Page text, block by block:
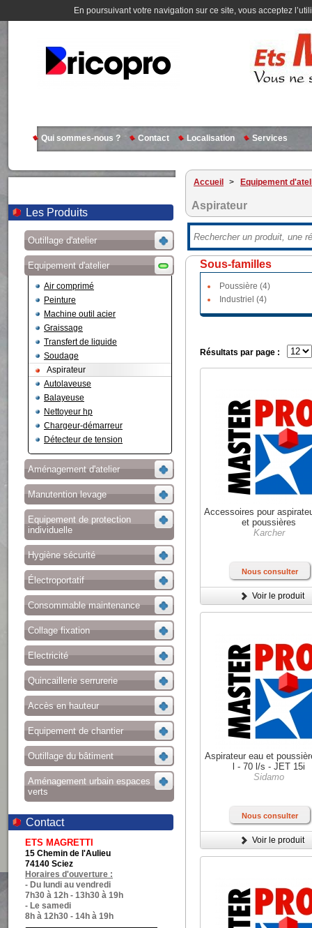
En poursuivant votre navigation sur ce site, vous acceptez
Qui sommes-nous ? Contact Localisation Services
Les Produits
Outillage d'atelier
Equipement d'atelier
Air comprimé
Peinture
Machine outil acier
Graissage
Transfert de liquide
Soudage
Aspirateur
Autolaveuse
Balayeuse
Nettoyeur hp
Chargeur-démarreur
Détecteur de tension
Aménagement d'atelier
Manutention levage
Equipement de protection
individuelle
Hygiène sécurité
Électroportatif
Consommable maintenance
Collage fixation
Electricité
Quincaillerie serrurerie
Accès en hauteur
Equipement de chantier
Outillage du bâtiment
Aménagement urbain espaces
verts
Contact
ETS MAGRETTI
15 Chemin de l'Aulieu
74140 Sciez
Horaires d'ouverture :
- Du lundi au vendredi
7h30 à 12h - 13h30 à 19h
- Le samedi
8h à 12h30 - 14h à 19h
Accueil > Equipement
Aspirateur
Sous-familles
Poussière (4)
Industriel (4)
Résultats par page :
Accessoires pour
et poussières
Karcher
Nous consulter
Voir le produit
Aspirateur eau et
l - 70 l/s - JET 15i
Sidamo
Nous consulter
Voir le produit